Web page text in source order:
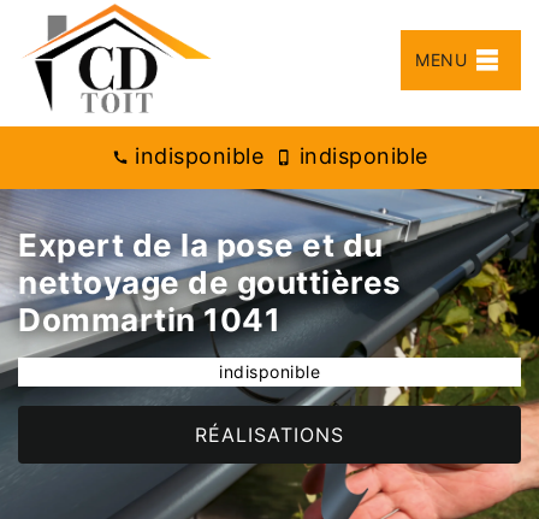
MENU
indisponible indisponible
Expert de la pose et du
nettoyage de gouttières
Dommartin 1041
indisponible
RÉALISATIONS